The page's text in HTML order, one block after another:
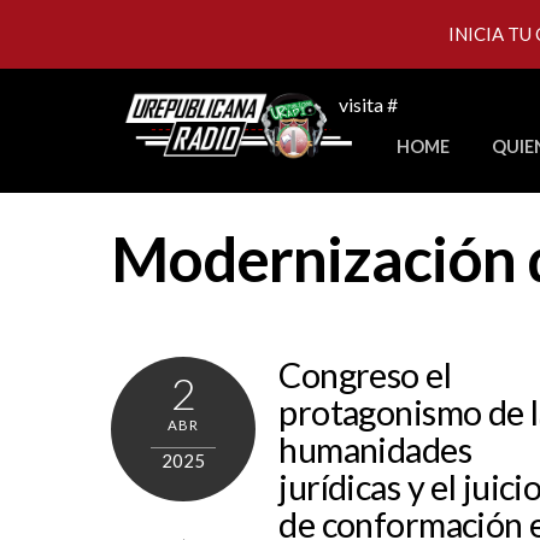
visita #
HOME
Modernización
2
ABR
2025
Congreso el
protagonismo de
humanidades
jurídicas y el juicio
de conformación
INICIA TU